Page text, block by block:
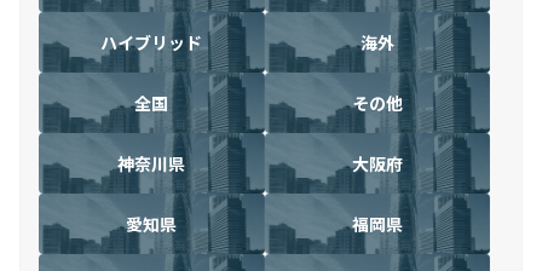
ハイブリッド 海外
全国 その他
神奈川県 大阪府
愛知県 福岡県